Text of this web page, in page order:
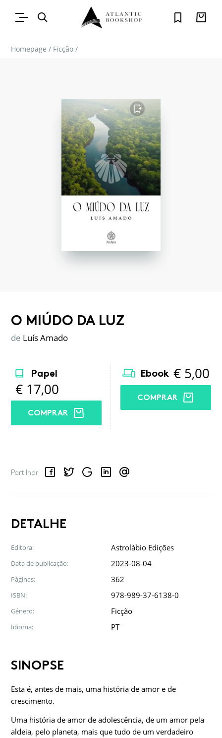
Homepage / Ficção /
FAVORITO
O MIÚDO DA LUZ
de Luís Amado
Papel
€ 17,00
COMPRAR
Ebook € 5,00
COMPRAR
Partilhar
FacebookTwitterGoogle LinkedInEmail
DETALHE
Editora: Astrolábio Edições
Data de publicação: 2023-08-04
Páginas: 362
ISBN: 978-989-37-6138-0
Género: Ficção
Idioma: PT
SINOPSE
Esta é, antes de mais, uma história de amor e de
crescimento.
Uma história de amor de adolescência, de um amor pela
aldeia, pelo planeta, mais que tudo de um verdadeiro